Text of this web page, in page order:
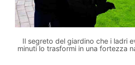
Il segreto del giardino che i ladri
minuti lo trasformi in una fortezza